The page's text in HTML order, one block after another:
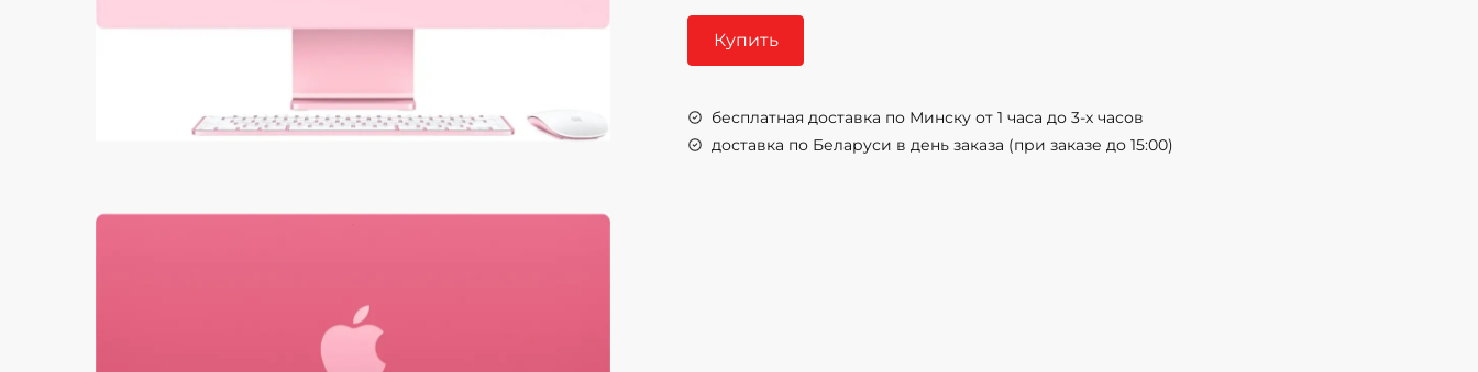
Купить
бесплатная доставка по Минску от 1 часа до 3-х часов
доставка по Беларуси в день заказа (при заказе до 15:00)